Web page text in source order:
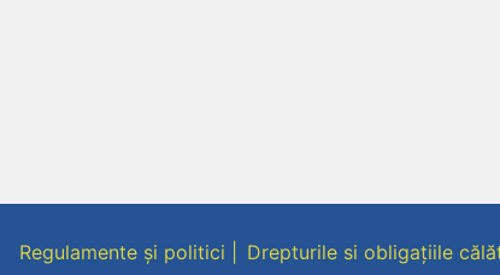
Regulamente și politici Drepturile si obligațiile